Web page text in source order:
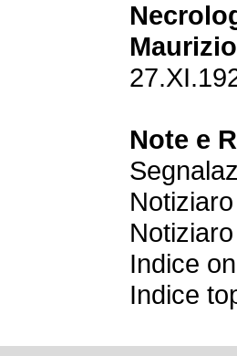
Note e
Indice
Indice